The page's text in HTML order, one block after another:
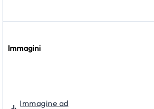
Immagini
Immagine ad